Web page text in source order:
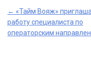
Post
navigation
← «Тайм Вояж»
работу специалиста по
операторским